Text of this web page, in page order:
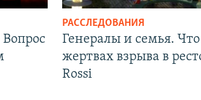
РАССЛЕДОВАНИЯ
Генералы и семья.
жертвах взрыва в
Rossi